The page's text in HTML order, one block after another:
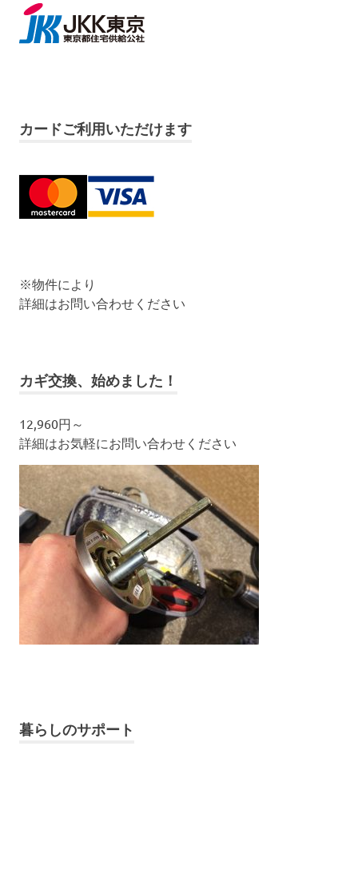
カードご利用いただけます
※物件により
詳細はお問い合わせください
カギ交換、始めました！
12,960円～
詳細はお気軽にお問い合わせください
暮らしのサポート